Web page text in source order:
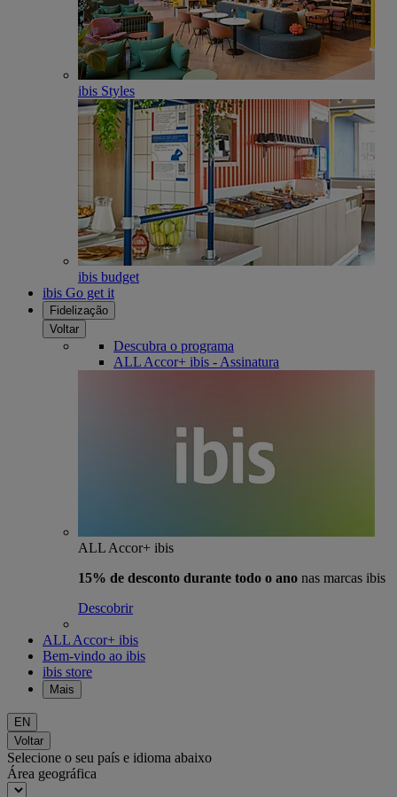
ibis Styles
ibis budget
ibis Go get it
Fidelização
Voltar
Descubra o programa
ALL Accor+ ibis - Assinatura
ALL Accor+ ibis
15% de desconto durante todo o ano nas marcas ibis
Descobrir
ALL Accor+ ibis
Bem-vindo ao ibis
ibis store
Mais
EN
Voltar
Selecione o seu país e idioma abaixo
Área geográfica